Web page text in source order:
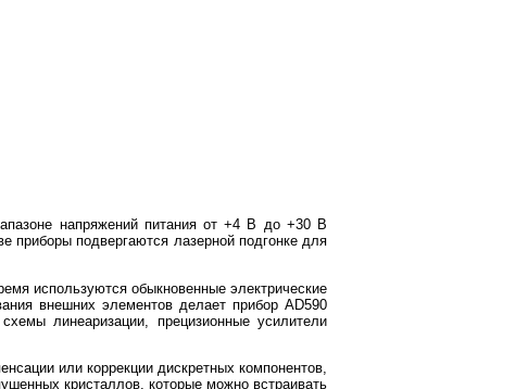
напряжений питания от +4 В до +30 В
приборы подвергаются лазерной подгонке для
используются обыкновенные электрические
внешних элементов делает прибор AD590
линеаризации, прецизионные усилители
или коррекции дискретных компонентов,
кристаллов, которые можно встраивать